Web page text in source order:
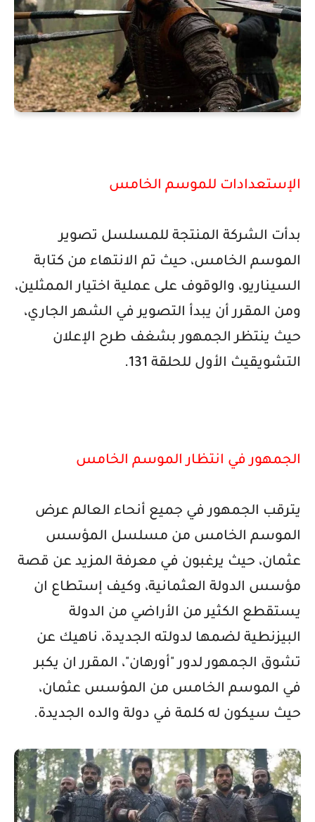
الإستعدادات للموسم الخامس
بدأت الشركة المنتجة للمسلسل تصوير
الموسم الخامس، حيث تم الانتهاء من كتابة
السيناريو، والوقوف على عملية اختيار الممثلين،
ومن المقرر أن يبدأ التصوير في الشهر الجاري،
حيث ينتظر الجمهور بشغف طرح الإعلان
التشويقيث الأول للحلقة 131.
الجمهور في انتظار الموسم الخامس
يترقب الجمهور في جميع أنحاء العالم عرض
الموسم الخامس من مسلسل المؤسس
عثمان، حيث يرغبون في معرفة المزيد عن قصة
مؤسس الدولة العثمانية، وكيف إستطاع ان
يستقطع الكثير من الأراضي من الدولة
البيزنطية لضمها لدولته الجديدة، ناهيك عن
تشوق الجمهور لدور "أورهان"، المقرر ان يكبر
في الموسم الخامس من المؤسس عثمان،
حيث سيكون له كلمة في دولة والده الجديدة.